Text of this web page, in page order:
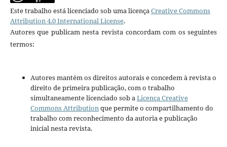
Este trabalho está licenciado sob uma licençaCreative Commons
Attribution 4.0 International License.
Autores que publicam nesta revista concordam com os seguintes
termos:
Autores mantém os direitos autorais e concedem à revista o
direito de primeira publicação, com o trabalho
simultaneamente licenciado sob aLicença Creative
Commons Attributionque permite o compartilhamento do
trabalho com reconhecimento da autoria e publicação
inicial nesta revista.